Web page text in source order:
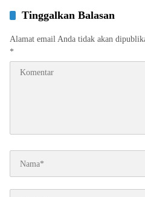
Tinggalkan Balasan
Alamat email Anda tidak akan
*